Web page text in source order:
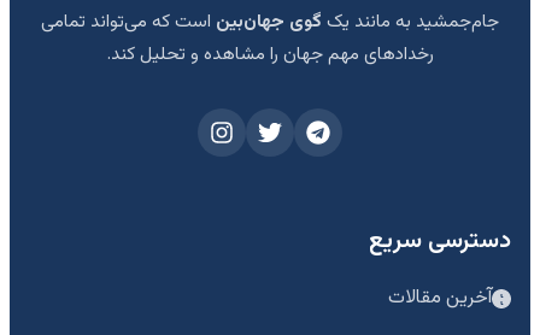
جام‌جمشید به مانند یک گوی جهان‌بین است که می‌تواند تمامی
رخدادهای مهم جهان را مشاهده و تحلیل کند.
دسترسی سریع
آخرین مقالات